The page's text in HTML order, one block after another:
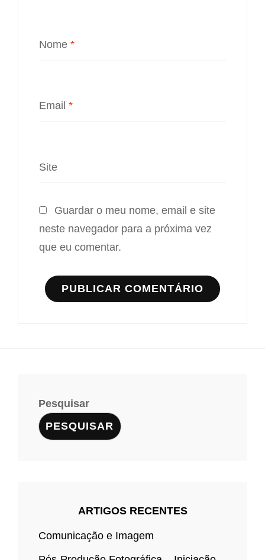
Nome *
Email *
Site
Guardar o meu nome, email e site
neste navegador para a próxima vez
que eu comentar.
Pesquisar
PESQUISAR
ARTIGOS RECENTES
Comunicação e Imagem